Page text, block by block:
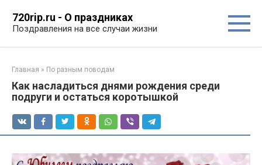
контенту
720rip.ru - О праздниках
Поздравления на все случаи жизни
Главная » По разным поводам
Как насладиться днями рождения среди
подруги и остаться коротышкой